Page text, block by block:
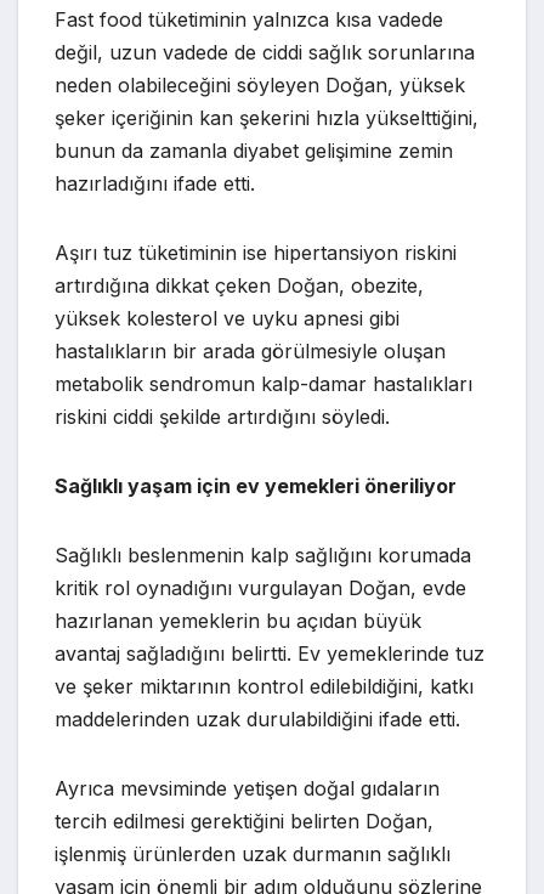
Fast food tüketiminin yalnızca kısa vadede
değil, uzun vadede de ciddi sağlık sorunlarına
neden olabileceğini söyleyen Doğan, yüksek
şeker içeriğinin kan şekerini hızla yükselttiğini,
bunun da zamanla diyabet gelişimine zemin
hazırladığını ifade etti.
Aşırı tuz tüketiminin ise hipertansiyon riskini
artırdığına dikkat çeken Doğan, obezite,
yüksek kolesterol ve uyku apnesi gibi
hastalıkların bir arada görülmesiyle oluşan
metabolik sendromun kalp-damar hastalıkları
riskini ciddi şekilde artırdığını söyledi.
Sağlıklı yaşam için ev yemekleri öneriliyor
Sağlıklı beslenmenin kalp sağlığını korumada
kritik rol oynadığını vurgulayan Doğan, evde
hazırlanan yemeklerin bu açıdan büyük
avantaj sağladığını belirtti. Ev yemeklerinde tuz
ve şeker miktarının kontrol edilebildiğini, katkı
maddelerinden uzak durulabildiğini ifade etti.
Ayrıca mevsiminde yetişen doğal gıdaların
tercih edilmesi gerektiğini belirten Doğan,
işlenmiş ürünlerden uzak durmanın sağlıklı
yaşam için önemli bir adım olduğunu sözlerine